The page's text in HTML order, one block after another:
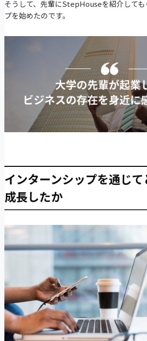
そうして、先輩にStepHouseを紹介しても
プを始めたのです。
インターンシップを通じ
成長したか